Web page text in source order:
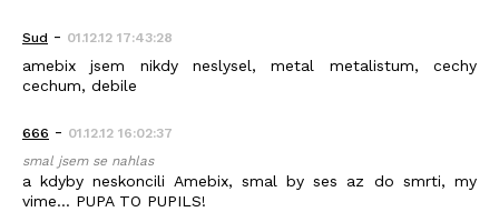
Sud - 01.12.12 17:43:28
amebix jsem nikdy neslysel, metal metalistum, cechy
cechum, debile
666 - 01.12.12 16:02:37
smal jsem se nahlas
a kdyby neskoncili Amebix, smal by ses az do smrti, my
vime... PUPA TO PUPILS!